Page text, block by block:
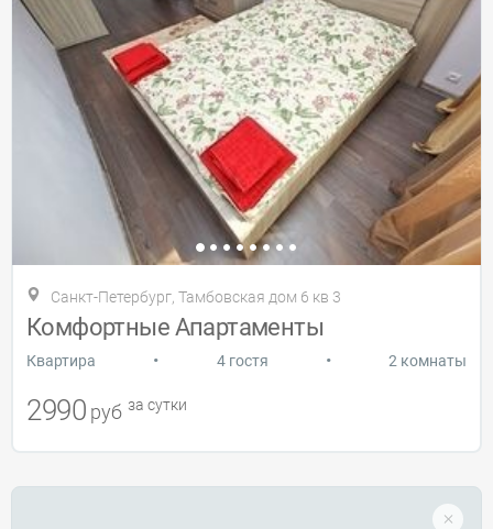
Санкт-Петербург, Тамбовская дом 6 кв 3
Комфортные Апартаменты
Квартира • 4 гостя • 2 комнаты
2990 руб за сутки